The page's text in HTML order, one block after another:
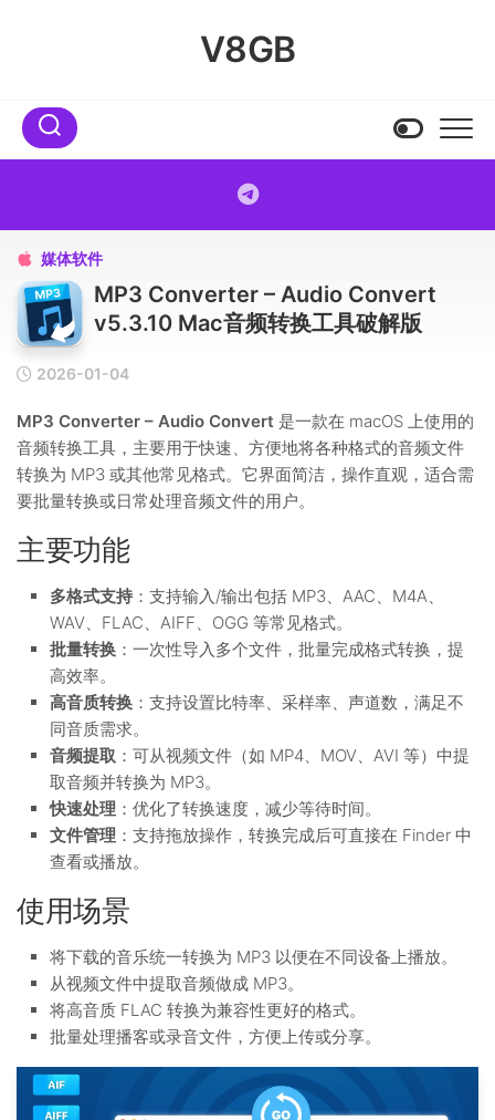
V8GB
 媒体软件
MP3 Converter – Audio Convert
v5.3.10 Mac音频转换工具破解版
2026-01-04
MP3 Converter – Audio Convert 是一款在 macOS 上使用的
音频转换工具，主要用于快速、方便地将各种格式的音频文件
转换为 MP3 或其他常见格式。它界面简洁，操作直观，适合需
要批量转换或日常处理音频文件的用户。
主要功能
多格式支持：支持输入/输出包括 MP3、AAC、M4A、
WAV、FLAC、AIFF、OGG 等常见格式。
批量转换 ：一次性导入多个文件，批量完成格式转换，提
高效率。
高音质转换 ：支持设置比特率、采样率、声道数，满足不
同音质需求。
音频提取 ：可从视频文件（如 MP4、MOV、AVI 等）中提
取音频并转换为 MP3。
快速处理 ：优化了转换速度，减少等待时间。
文件管理 ：支持拖放操作，转换完成后可直接在 Finder 中
查看或播放。
使用场景
将下载的音乐统一转换为 MP3 以便在不同设备上播放。
从视频文件中提取音频做成 MP3。
将高音质 FLAC 转换为兼容性更好的格式。
批量处理播客或录音文件，方便上传或分享。